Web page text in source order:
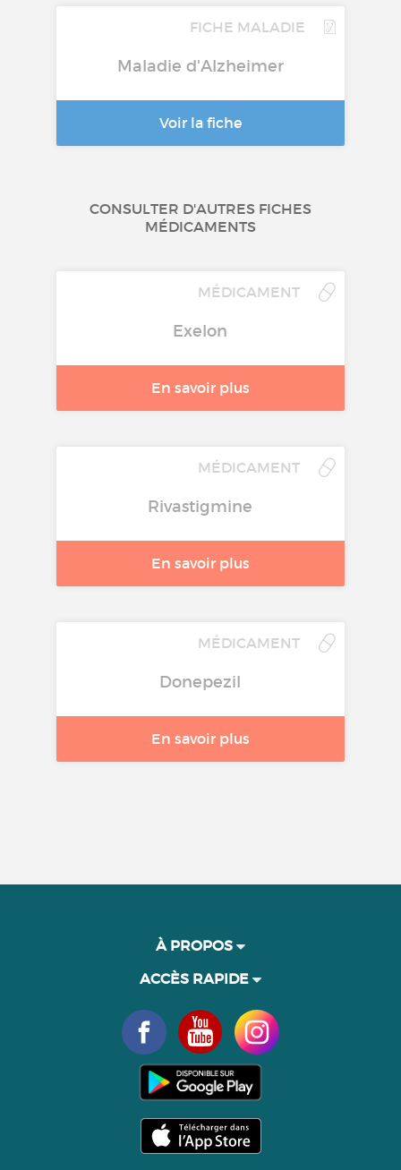
FICHE MALADIE
Maladie d'Alzheimer
Voir la fiche
CONSULTER D'AUTRES FICHES
MÉDICAMENTS
MÉDICAMENT
Exelon
En savoir plus
MÉDICAMENT
Rivastigmine
En savoir plus
MÉDICAMENT
Donepezil
En savoir plus
À PROPOS
ACCÈS RAPIDE